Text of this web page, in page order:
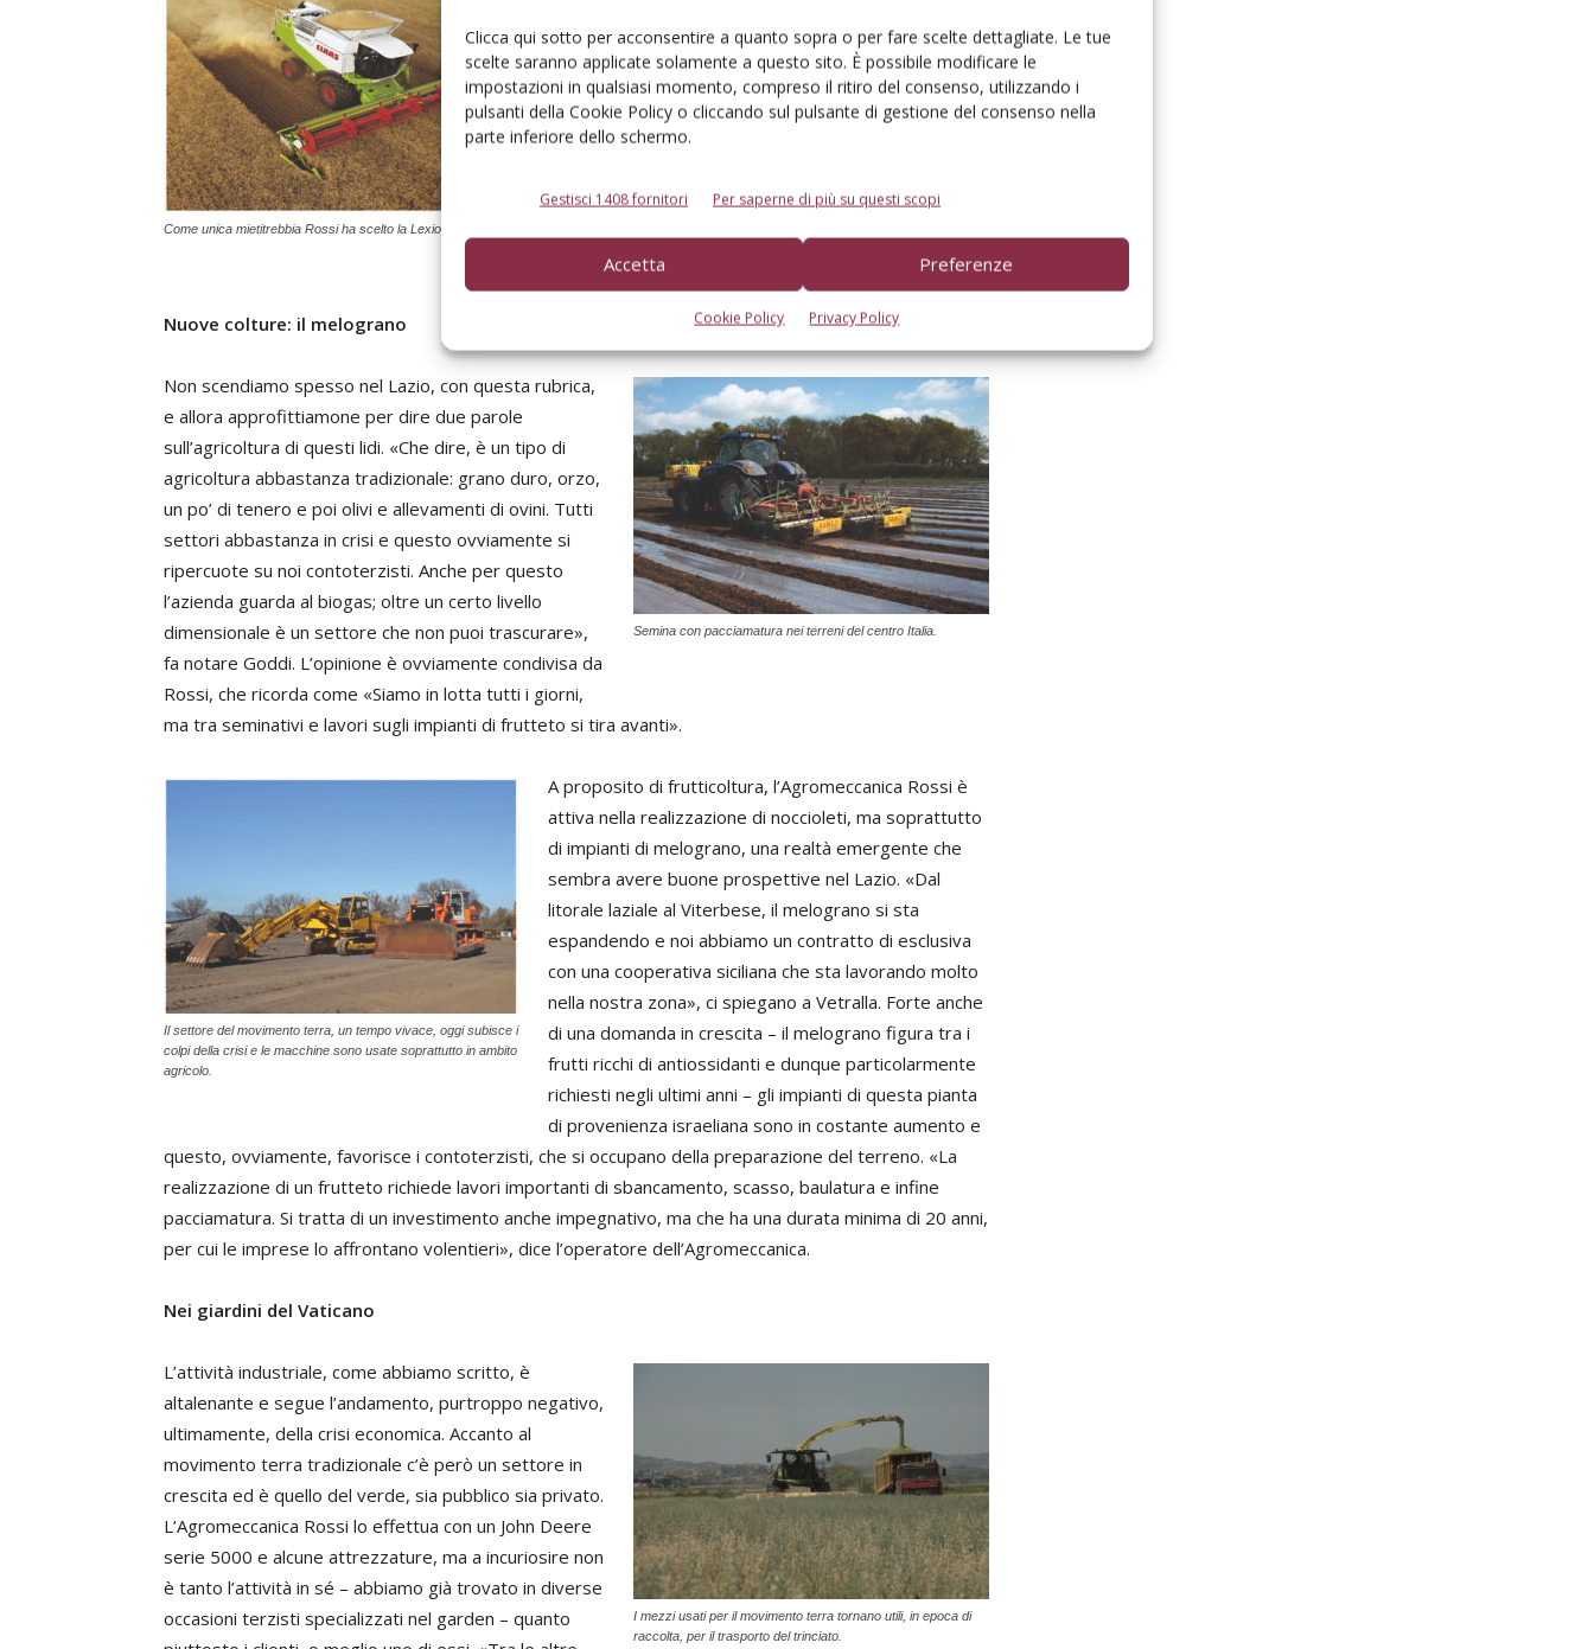
Clicca qui sotto per acconsentire a quanto sopra o per fare scelte dettagliate. Le tue
scelte saranno applicate solamente a questo sito. È possibile modificare le
impostazioni in qualsiasi momento, compreso il ritiro del consenso, utilizzando i
pulsanti della Cookie Policy o cliccando sul pulsante di gestione del consenso nella
parte inferiore dello schermo.
Gestisci 1408 fornitori Per saperne di più su questi scopi
Accetta Preferenze
Cookie Policy Privacy Policy
Come unica mietitrebbia Rossi ha scelto la Lexion di Claas.
biogas. La normale attività va invece dal litorale laziale
a Roma Nord, senza dimenticare ovviamente la
provincia di Viterbo. Proprio per far fronte a un’area di
lavoro così vasta, l’azienda sta pensando a una
Goddi – abbiamo già trattori e camion sufficienti a
servirla, grazie all’attività nel movimento terra, e
avremmo anche clienti per giustificarne l’acquisto».
Nuove colture: il melograno
Semina con pacciamatura nei terreni del centro Italia.
Non scendiamo spesso nel Lazio, con questa rubrica,
e allora approfittiamone per dire due parole
sull’agricoltura di questi lidi. «Che dire, è un tipo di
agricoltura abbastanza tradizionale: grano duro, orzo,
un po’ di tenero e poi olivi e allevamenti di ovini. Tutti
settori abbastanza in crisi e questo ovviamente si
ripercuote su noi contoterzisti. Anche per questo
l’azienda guarda al biogas; oltre un certo livello
dimensionale è un settore che non puoi trascurare»,
fa notare Goddi. L’opinione è ovviamente condivisa da
Rossi, che ricorda come «Siamo in lotta tutti i giorni,
ma tra seminativi e lavori sugli impianti di frutteto si tira avanti».
Il settore del movimento terra, un tempo vivace, oggi subisce i
colpi della crisi e le macchine sono usate soprattutto in ambito
agricolo.
A proposito di frutticoltura, l’Agromeccanica Rossi è
attiva nella realizzazione di noccioleti, ma soprattutto
di impianti di melograno, una realtà emergente che
sembra avere buone prospettive nel Lazio. «Dal
litorale laziale al Viterbese, il melograno si sta
espandendo e noi abbiamo un contratto di esclusiva
con una cooperativa siciliana che sta lavorando molto
nella nostra zona», ci spiegano a Vetralla. Forte anche
di una domanda in crescita – il melograno figura tra i
frutti ricchi di antiossidanti e dunque particolarmente
richiesti negli ultimi anni – gli impianti di questa pianta
di provenienza israeliana sono in costante aumento e
questo, ovviamente, favorisce i contoterzisti, che si occupano della preparazione del terreno. «La
realizzazione di un frutteto richiede lavori importanti di sbancamento, scasso, baulatura e infine
pacciamatura. Si tratta di un investimento anche impegnativo, ma che ha una durata minima di 20 anni,
per cui le imprese lo affrontano volentieri», dice l’operatore dell’Agromeccanica.
Nei giardini del Vaticano
I mezzi usati per il movimento terra tornano utili, in epoca di
raccolta, per il trasporto del trinciato.
L’attività industriale, come abbiamo scritto, è
altalenante e segue l’andamento, purtroppo negativo,
ultimamente, della crisi economica. Accanto al
movimento terra tradizionale c’è però un settore in
crescita ed è quello del verde, sia pubblico sia privato.
L’Agromeccanica Rossi lo effettua con un John Deere
serie 5000 e alcune attrezzature, ma a incuriosire non
è tanto l’attività in sé – abbiamo già trovato in diverse
occasioni terzisti specializzati nel garden – quanto